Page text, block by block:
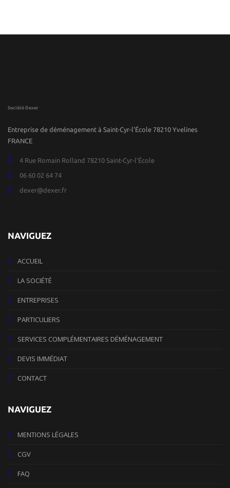
Société Dexer
Entreprise de déménagement à Saint-Cyr-l'École 78210 Yvelines
FRANCE
4 Rue Romain Rolland 78210 Saint-Cyr-l'École
06 60 02 64 74
dexer@dexer.fr
NAVIGUEZ
ACCUEIL
LA SOCIÉTÉ
ENTREPRISES
PARTICULIERS
SERVICES COMPLÉMENTAIRES DÉMÉNAGEMENT
DEVIS IMMÉDIAT
CONTACT
NAVIGUEZ
MENTIONS LÉGALES
CGV
FAQ